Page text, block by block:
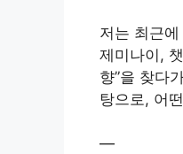
저는 최근
제미나이,
향”을 찾다
탕으로, 어
—